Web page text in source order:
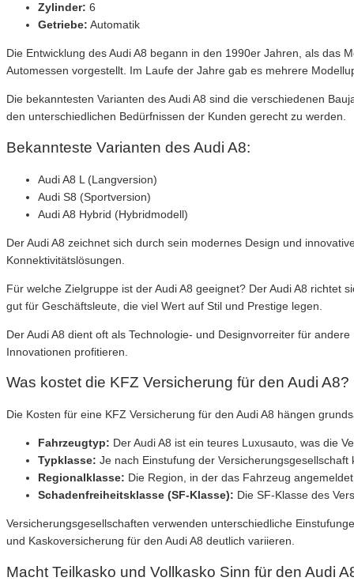
Zylinder: 6
Getriebe: Automatik
Die Entwicklung des Audi A8 begann in den 1990er Jahren, als das
Automessen vorgestellt. Im Laufe der Jahre gab es mehrere
Die bekanntesten Varianten des Audi A8 sind die verschiedenen
den unterschiedlichen Bedürfnissen der Kunden gerecht zu werden.
Bekannteste Varianten des Audi A8:
Audi A8 L (Langversion)
Audi S8 (Sportversion)
Audi A8 Hybrid (Hybridmodell)
Der Audi A8 zeichnet sich durch sein modernes Design und
Konnektivitätslösungen.
Für welche Zielgruppe ist der Audi A8 geeignet? Der Audi A8 richtet
gut für Geschäftsleute, die viel Wert auf Stil und Prestige legen.
Der Audi A8 dient oft als Technologie- und Designvorreiter für
Innovationen profitieren.
Was kostet die KFZ Versicherung für den Audi A8?
Die Kosten für eine KFZ Versicherung für den Audi A8 hängen
Fahrzeugtyp: Der Audi A8 ist ein teures Luxusauto, was die
Typklasse: Je nach Einstufung der
Regionalklasse: Die Region, in der das Fahrzeug
Schadenfreiheitsklasse (SF-Klasse): Die SF-Klasse des
Versicherungsgesellschaften verwenden unterschiedliche
und Kaskoversicherung für den Audi A8 deutlich variieren.
Macht Teilkasko und Vollkasko Sinn für den Audi